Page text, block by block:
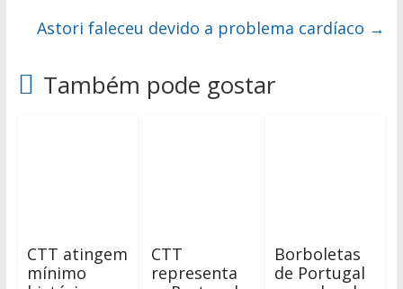
Astori faleceu devido a problema cardíaco →
Também pode gostar
CTT atingem
mínimo
CTT
representa
Borboletas
de Portugal